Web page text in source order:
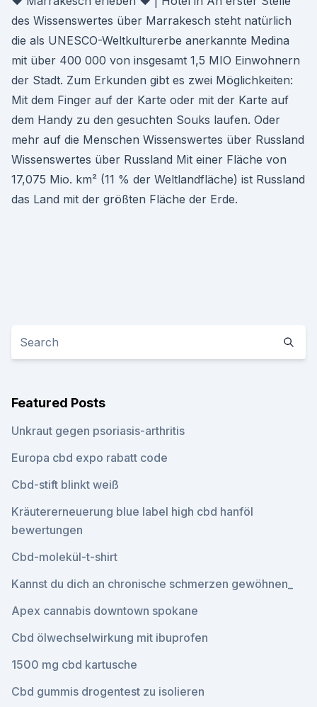
des Wissenswertes über Marrakesch steht natürlich
die als UNESCO-Weltkulturerbe anerkannte Medina
mit über 400 000 von insgesamt 1,5 MIO Einwohnern
der Stadt. Zum Erkunden gibt es zwei Möglichkeiten:
Mit dem Finger auf der Karte oder mit der Karte auf
dem Handy zu den gesuchten Souks laufen. Oder
mehr auf die Menschen Wissenswertes über Russland
Wissenswertes über Russland Mit einer Fläche von
17,075 Mio. km² (11 % der Weltlandfläche) ist Russland
das Land mit der größten Fläche der Erde.
Featured Posts
Unkraut gegen psoriasis-arthritis
Europa cbd expo rabatt code
Cbd-stift blinkt weiß
Kräutererneuerung blue label high cbd hanföl
bewertungen
Cbd-molekül-t-shirt
Kannst du dich an chronische schmerzen gewöhnen_
Apex cannabis downtown spokane
Cbd ölwechselwirkung mit ibuprofen
1500 mg cbd kartusche
Cbd gummis drogentest zu isolieren